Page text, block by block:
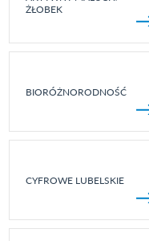
ŻŁOBEK
BIORÓŻNORODNOŚĆ
CYFROWE LUBELSKIE